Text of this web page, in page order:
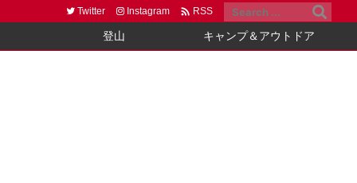
登山 キャンプ＆アウトドア
Twitter Instagram  RSS